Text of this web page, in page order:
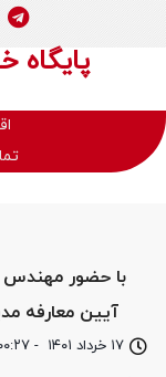
پایگاه
۱۷ خرداد ۱۴۰۱ -
با حضور مهندس
آیین معارفه